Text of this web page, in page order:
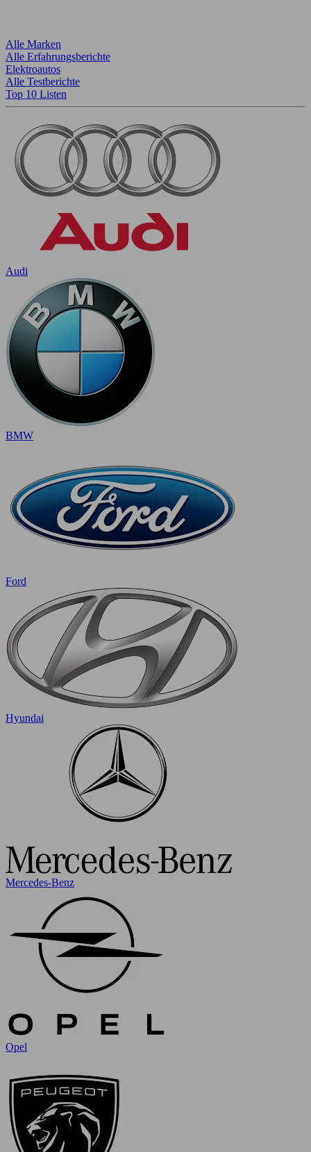
Alle Marken
Alle Erfahrungsberichte
Elektroautos
Alle Testberichte
Top 10 Listen
Audi
BMW
Ford
Hyundai
Mercedes-Benz
Opel